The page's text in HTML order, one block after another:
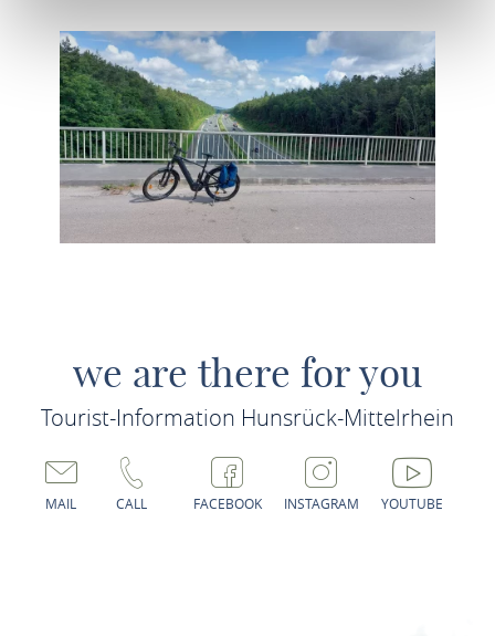
we are there for you
Tourist-Information Hunsrück-Mittelrhein
MAIL CALL FACEBOOK INSTAGRAM YOUTUBE